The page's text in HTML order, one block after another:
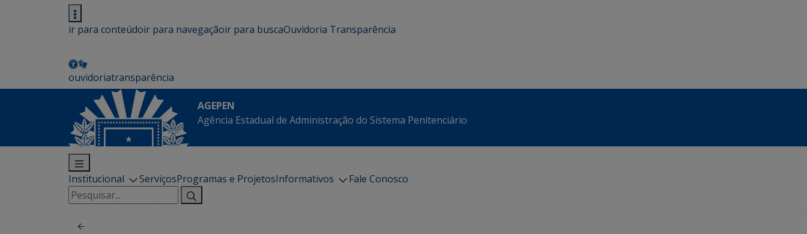
ir para conteúdoir para navegaçãoir para buscaOuvidoria Transparência
ouvidoriatransparência
AGEPEN
Agência Estadual de Administração do Sistema Penitenciário
Institucional ServiçosProgramas e ProjetosInformativos
Fale Conosco
Pesquisar
por: